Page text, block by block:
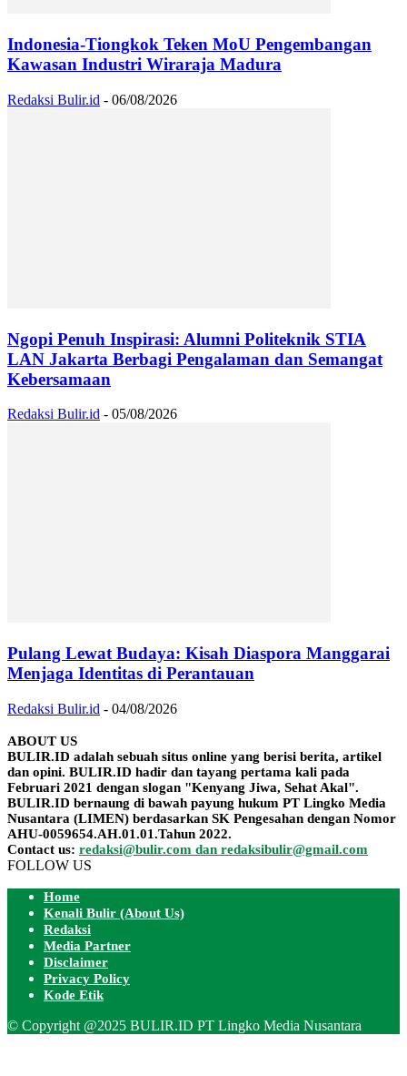
Indonesia-Tiongkok Teken MoU Pengembangan
Kawasan Industri Wiraraja Madura
Redaksi Bulir.id - 06/08/2026
Ngopi Penuh Inspirasi: Alumni Politeknik STIA
LAN Jakarta Berbagi Pengalaman dan Semangat
Kebersamaan
Redaksi Bulir.id - 05/08/2026
Pulang Lewat Budaya: Kisah Diaspora Manggarai
Menjaga Identitas di Perantauan
Redaksi Bulir.id - 04/08/2026
ABOUT US
BULIR.ID adalah sebuah situs online yang berisi berita, artikel
dan opini. BULIR.ID hadir dan tayang pertama kali pada
Februari 2021 dengan slogan "Kenyang Jiwa, Sehat Akal".
BULIR.ID bernaung di bawah payung hukum PT Lingko Media
Nusantara (LIMEN) berdasarkan SK Pengesahan dengan Nomor
AHU-0059654.AH.01.01.Tahun 2022.
Contact us: redaksi@bulir.com dan redaksibulir@gmail.com
FOLLOW US
Home
Kenali Bulir (About Us)
Redaksi
Media Partner
Disclaimer
Privacy Policy
Kode Etik
© Copyright @2025 BULIR.ID PT Lingko Media Nusantara